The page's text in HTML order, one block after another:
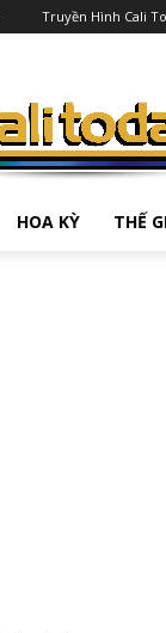
Truyền Hình Cali
HOA KỲ THẾ